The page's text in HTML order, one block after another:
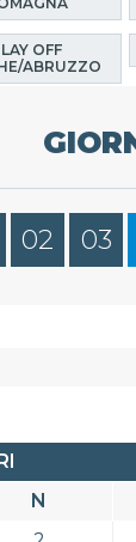
OFF
ABRUZZO
02 03
N